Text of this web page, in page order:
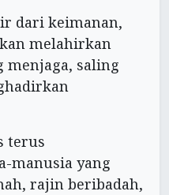
dari keimanan,
melahirkan
menjaga, saling
terus
manusia yang
rajin beribadah,